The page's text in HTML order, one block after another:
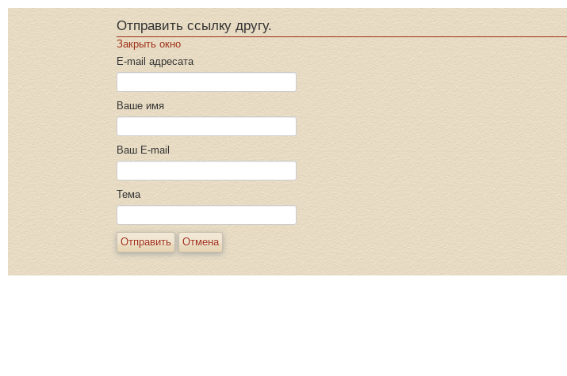
Отправить ссылку другу.
Закрыть окно
E-mail адресата
Ваше имя
Ваш E-mail
Тема
Отправить Отмена